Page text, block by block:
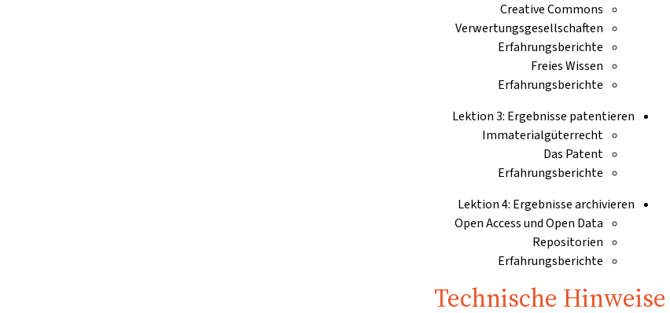
Creative Commons
Verwertungsgesellschaften
Erfahrungsberichte
Freies Wissen
Erfahrungsberichte
Lektion 3: Ergebnisse patentieren
Immaterialgüterrecht
Das Patent
Erfahrungsberichte
Lektion 4: Ergebnisse archivieren
Open Access und Open Data
Repositorien
Erfahrungsberichte
Technische Hinweise